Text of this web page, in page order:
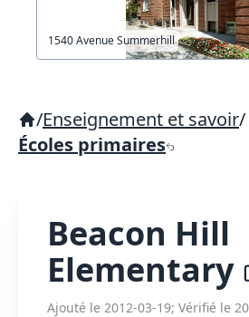
1540 Avenue Summerhill
/Enseignement et savoir/
Écoles primaires
Beacon Hill
Elementary
Ajouté le 2012-03-19; Vérifié le